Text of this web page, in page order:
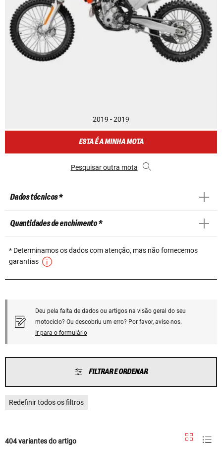
2019 - 2019
ESTA É A MINHA MOTA
Pesquisar outra mota
Dados técnicos *
Quantidades de enchimento *
* Determinamos os dados com atenção, mas não fornecemos
garantias
Deu pela falta de dados ou artigos na visão geral do seu
motociclo? Ou descobriu um erro? Por favor, avise-nos.
Ir para o formulário
FILTRAR E ORDENAR
Redefinir todos os filtros
404 variantes do artigo